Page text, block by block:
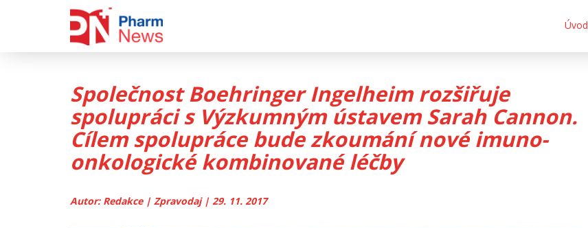
Úvod
Společnost Boehringer Ingelheim rozšiřuje
spolupráci s Výzkumným ústavem Sarah Cannon.
Cílem spolupráce bude zkoumání nové imuno-
onkologické kombinované léčby
Autor: Redakce | Zpravodaj | 29. 11. 2017